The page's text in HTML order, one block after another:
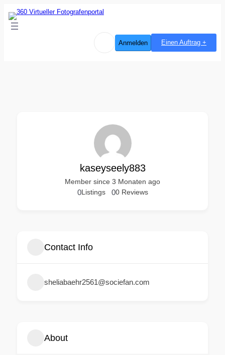
Anmelden Einen Auftrag +
kaseyseely883
Member since 3 Monaten ago
00 Reviews
0Listings
Contact Info
sheliabaehr2561@sociefan.com
About